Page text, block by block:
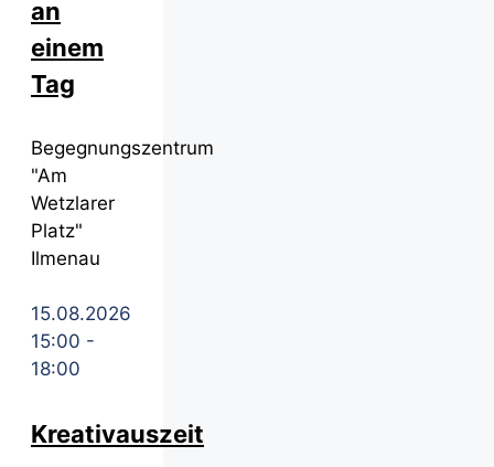
an
einem
Tag
Begegnungszentrum
"Am
Wetzlarer
Platz"
Ilmenau
15.08.2026
15:00 -
18:00
Kreativauszeit